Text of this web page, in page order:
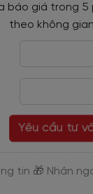
báo giá trong 5
theo không
Yêu cầu tư